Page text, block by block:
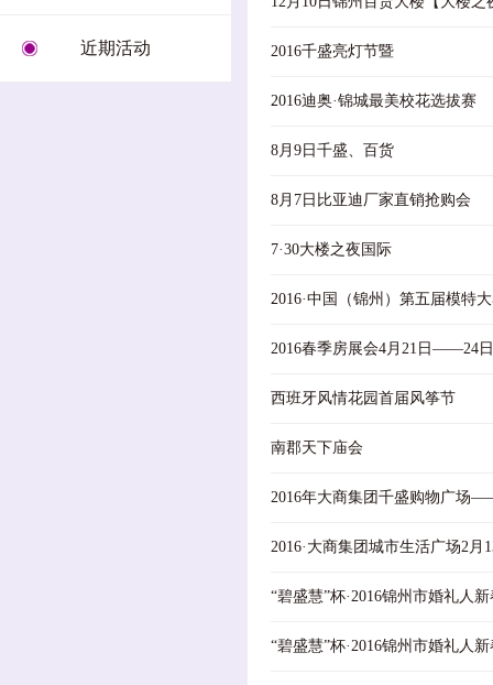
近期活动 2016千盛亮灯节暨
.
2016迪奥·锦城最美校花选拔赛
8月9日千盛、百货
.8月7日比亚迪厂家直销抢购会
7·30大楼之夜国际
.
2016·中国（锦州）第五届模
2016春季房展会4月21日——24
西班牙风情花园首届风筝节
南郡天下庙会
2016年大商集团千盛购物广场
2016·大商集团城市生活广场2
“碧盛慧”杯·2016锦州市婚礼人
“碧盛慧”杯·2016锦州市婚礼人